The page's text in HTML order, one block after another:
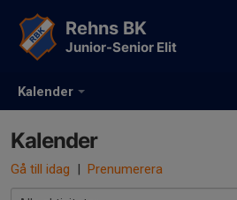
Kalender
Rehns BK
Junior-Senior Elit
Kalender
Gå till idag | Prenumerera